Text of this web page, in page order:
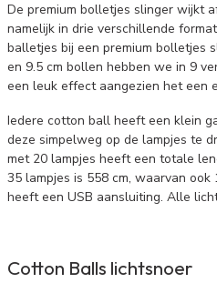
De premium bolletjes slinger wijkt
namelijk in drie verschillende
balletjes bij een premium bolletjes
en 9.5 cm bollen hebben we in 9
een leuk effect aangezien het een
Iedere cotton ball heeft een klein
deze simpelweg op de lampjes te
met 20 lampjes heeft een totale
35 lampjes is 558 cm, waarvan
heeft een USB aansluiting. Alle
Cotton Balls lichtsnoer